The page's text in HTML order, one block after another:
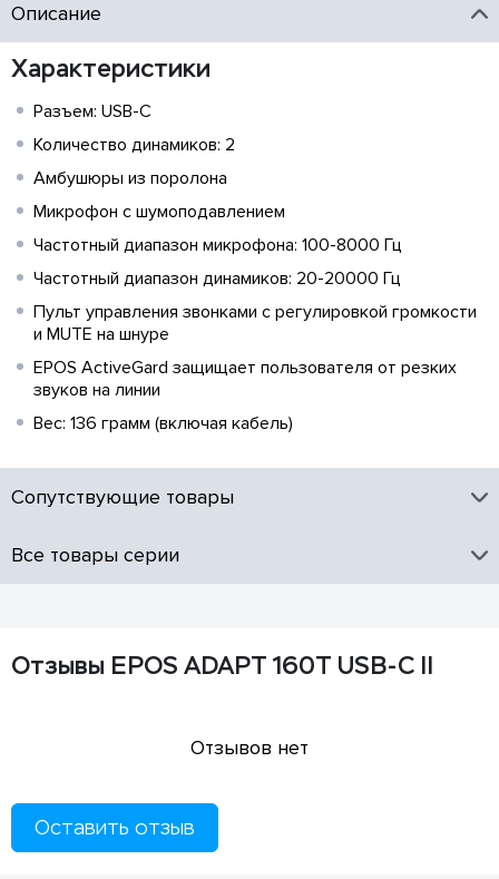
Описание
Характеристики
Разъем: USB-C
Количество динамиков: 2
Амбушюры из поролона
Микрофон с шумоподавлением
Частотный диапазон микрофона: 100-8000 Гц
Частотный диапазон динамиков: 20-20000 Гц
Пульт управления звонками с регулировкой громкости
и MUTE на шнуре
EPOS ActiveGard защищает пользователя от резких
звуков на линии
Вес: 136 грамм (включая кабель)
Сопутствующие товары
Все товары серии
Отзывы EPOS ADAPT 160T USB-C II
Отзывов нет
Оставить отзыв